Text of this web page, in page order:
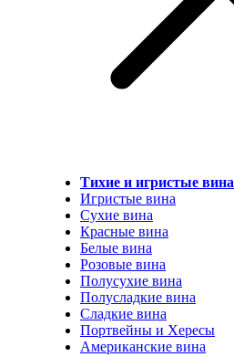
Тихие и игристые вина
Игристые вина
Сухие вина
Красные вина
Белые вина
Розовые вина
Полусухие вина
Полусладкие вина
Сладкие вина
Портвейны и Хересы
Американские вина